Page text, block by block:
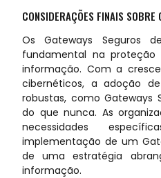
CONSIDERAÇÕES FINAIS SOBRE
Os Gateways Seguros
fundamental na
informação. Com a
cibernéticos, a adoção
robustas, como Gateways
do que nunca. As
necessidades
implementação de um
de uma estratégia
informação.